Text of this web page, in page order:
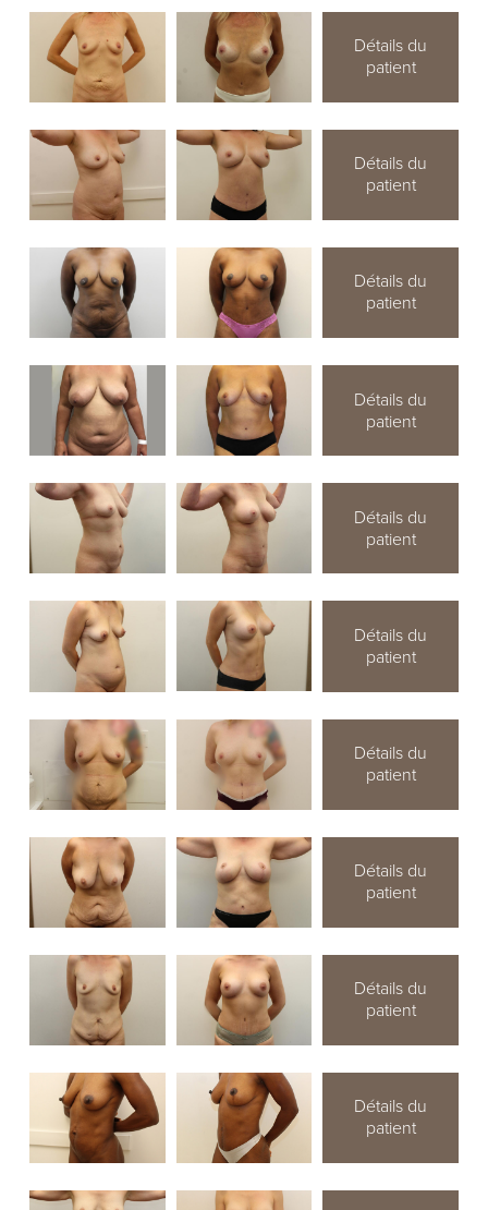
Détails du
patient
Détails du
patient
Détails du
patient
Détails du
patient
Détails du
patient
Détails du
patient
Détails du
patient
Détails du
patient
Détails du
patient
Détails du
patient